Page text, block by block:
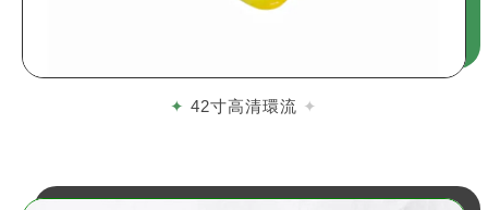
42寸高清環流